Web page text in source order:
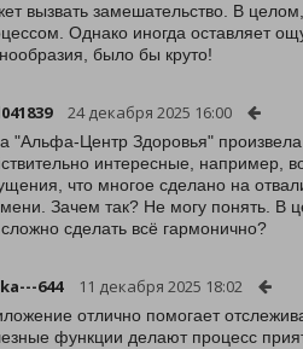
вызвать замешательство. В
Однако иногда оставляет
было бы круто!
24 декабря 2025 16:00
"Альфа-Центр Здоровья"
интересные, например,
что многое сделано на
Зачем так? Не могу понять. В
сложно сделать всё гармонично?
644 11 декабря 2025 18:02
отлично помогает
функции делают процесс